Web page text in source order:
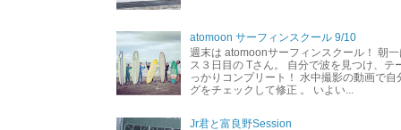
atomoon サーフィンスクール 9/10
週末は atomoonサーフィンスクール！ 朝
ス３日目の Tさん。 自分で波を見つけ、テ
っかりコンプリート！ 水中撮影の動画で自
グをチェックして修正 。 いよい...
Jr君と富良野Session